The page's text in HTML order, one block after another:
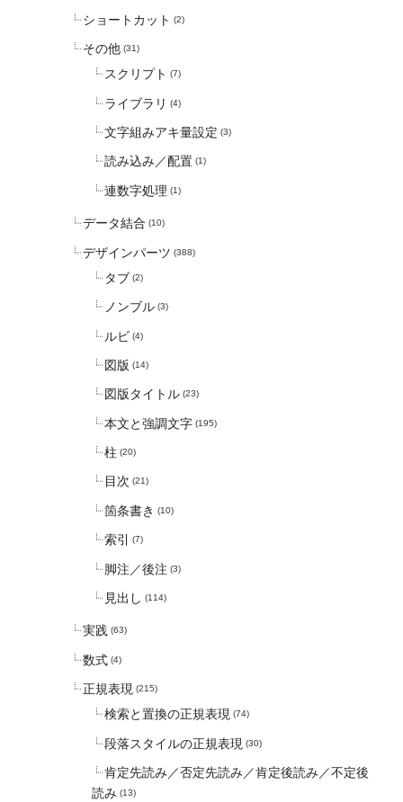
ショートカット (2)
その他 (31)
スクリプト (7)
ライブラリ (4)
文字組みアキ量設定 (3)
読み込み／配置 (1)
連数字処理 (1)
データ結合 (10)
デザインパーツ (388)
タブ (2)
ノンブル (3)
ルビ (4)
図版 (14)
図版タイトル (23)
本文と強調文字 (195)
柱 (20)
目次 (21)
箇条書き (10)
索引 (7)
脚注／後注 (3)
見出し (114)
実践 (63)
数式 (4)
正規表現 (215)
検索と置換の正規表現 (74)
段落スタイルの正規表現 (30)
肯定先読み／否定先読み／肯定後読み／不定後
読み (13)